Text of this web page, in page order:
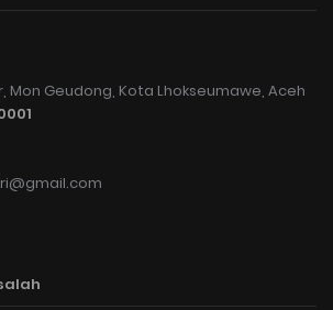
Mon Geudong, Kota Lhokseumawe, Aceh